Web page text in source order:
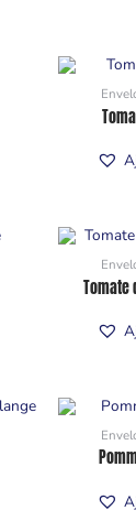
Tomate